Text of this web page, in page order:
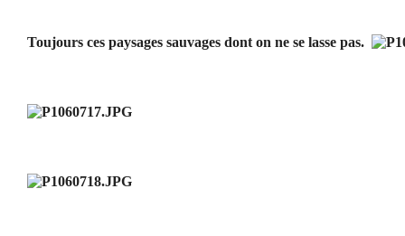
Toujours ces paysages sauvages dont on ne se lasse pas.